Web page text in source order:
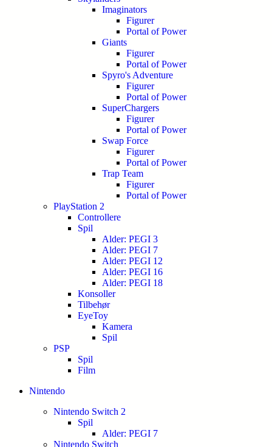
Imaginators
Figurer
Portal of Power
Giants
Figurer
Portal of Power
Spyro's Adventure
Figurer
Portal of Power
SuperChargers
Figurer
Portal of Power
Swap Force
Figurer
Portal of Power
Trap Team
Figurer
Portal of Power
PlayStation 2
Controllere
Spil
Alder: PEGI 3
Alder: PEGI 7
Alder: PEGI 12
Alder: PEGI 16
Alder: PEGI 18
Konsoller
Tilbehør
EyeToy
Kamera
Spil
PSP
Spil
Film
Nintendo
Nintendo Switch 2
Spil
Alder: PEGI 7
Nintendo Switch